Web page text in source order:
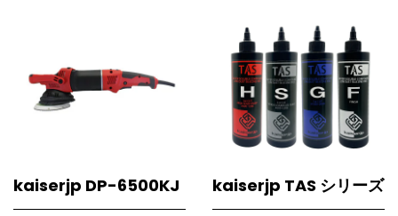
kaiserjp DP-6500KJ kaiserjp TAS シリーズ